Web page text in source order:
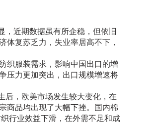
近期数据虽有所企稳，但依旧
体复苏乏力，失业率居高不下，
织服装需求，影响中国出口的增
压力更加突出，出口规模增速将
，欧美市场发生较大变化，在
商品均出现了大幅下挫。国内棉
行业效益下滑，在外需不足和成